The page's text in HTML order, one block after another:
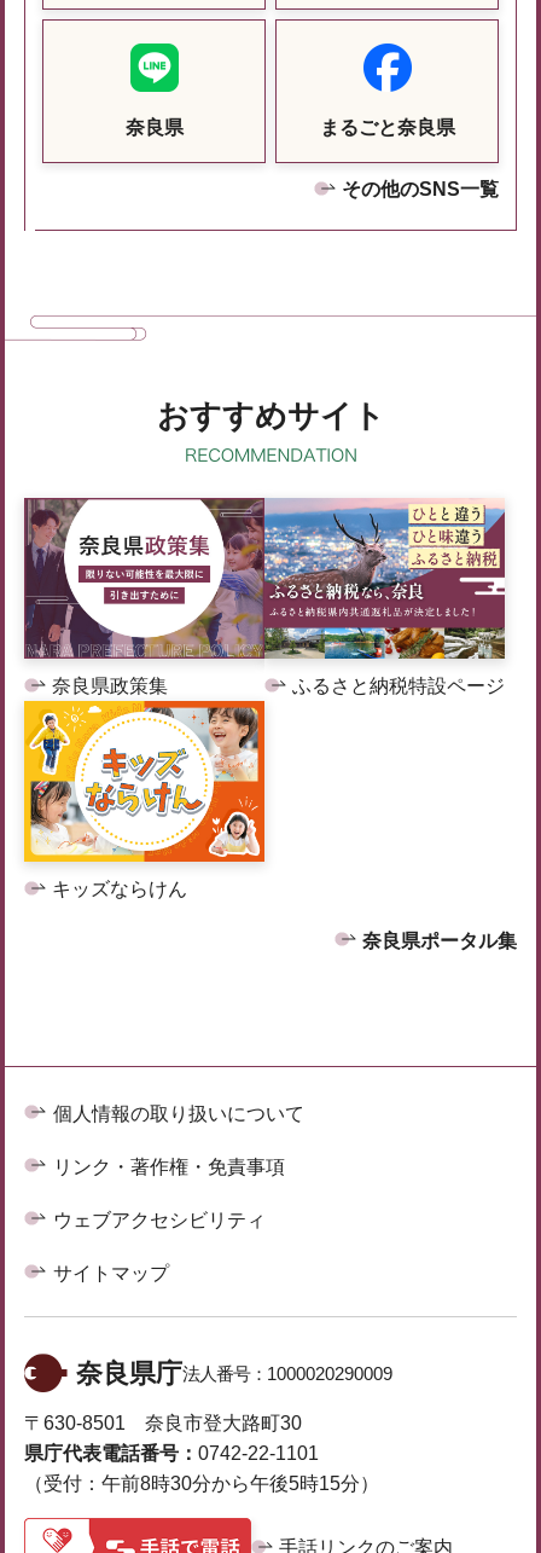
奈良県 まるごと奈良県
その他のSNS一覧
おすすめサイト
奈良県政策集 ふるさと納税特設ページ
キッズならけん
奈良県ポータル集
個人情報の取り扱いについて
リンク・著作権・免責事項
ウェブアクセシビリティ
サイトマップ
奈良県庁法人番号： 1000020290009
〒630-8501 奈良市登大路町30
県庁代表電話番号： 0742-22-1101
（受付：午前8時30分から午後5時15分）
手話リンクのご案内